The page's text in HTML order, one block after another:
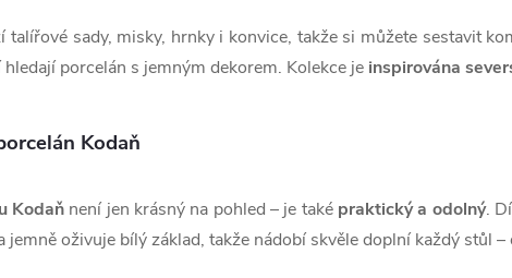
talířové sady, misky, hrnky i konvice, takže si můžete sestavit
porcelán s jemným dekorem. Kolekce je inspirována
Kodaň
Kodaň není jen krásný na pohled – je také praktický a odolný.
jemně oživuje bílý základ, takže nádobí skvěle doplní každý stůl